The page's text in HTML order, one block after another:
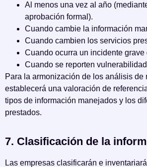
Al menos una vez al año
aprobación formal).
Cuando cambie la información
Cuando cambien los servicios
Cuando ocurra un incidente grave
Cuando se reporten
Para la armonización de los análisis de
establecerá una valoración de
tipos de información manejados y los
prestados.
7. Clasificación de la
Las empresas clasificarán e